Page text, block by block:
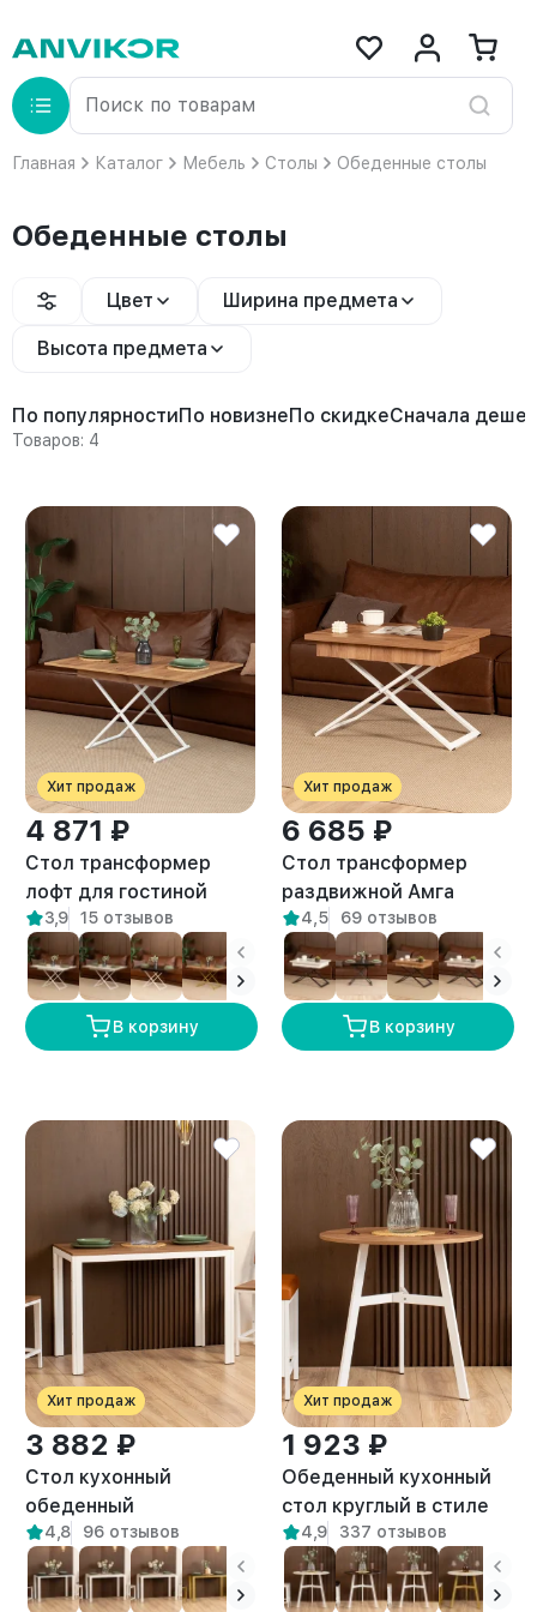
Главная Каталог Мебель Столы Обеденные столы
Обеденные столы
Цвет Ширина предмета
Высота предмета
По популярностиПо новизнеПо скидкеСначала
Товаров: 4
Хит продаж
4 871 ₽
Стол трансформер
лофт для гостиной
Кемь белый/амаретто
3,9 15 отзывов
В корзину
Хит продаж
6 685 ₽
Стол трансформер
раздвижной Амга
белый/амаретто
4,5 69 отзывов
В корзину
Хит продаж
3 882 ₽
Стол кухонный
обеденный
письменный Лофт Атаго
белый/амаретто
4,8 96 отзывов
Хит продаж
1 923 ₽
Обеденный кухонный
стол круглый в стиле
Лофт Моро белый/
амаретто
4,9 337 отзывов